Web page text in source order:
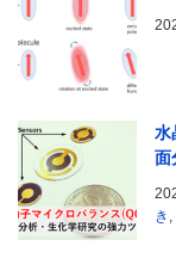
水
面
き ,